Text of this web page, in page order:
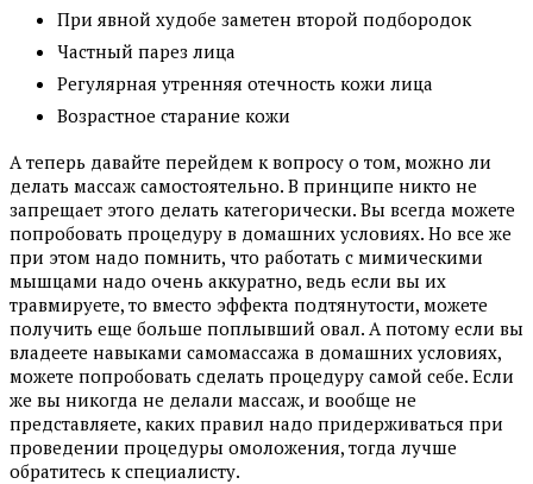
При явной худобе заметен второй подбородок
Частный парез лица
Регулярная утренняя отечность кожи лица
Возрастное старание кожи
А теперь давайте перейдем к вопросу о том, можно ли
делать массаж самостоятельно. В принципе никто не
запрещает этого делать категорически. Вы всегда можете
попробовать процедуру в домашних условиях. Но все же
при этом надо помнить, что работать с мимическими
мышцами надо очень аккуратно, ведь если вы их
травмируете, то вместо эффекта подтянутости, можете
получить еще больше поплывший овал. А потому если вы
владеете навыками самомассажа в домашних условиях,
можете попробовать сделать процедуру самой себе. Если
же вы никогда не делали массаж, и вообще не
представляете, каких правил надо придерживаться при
проведении процедуры омоложения, тогда лучше
обратитесь к специалисту.